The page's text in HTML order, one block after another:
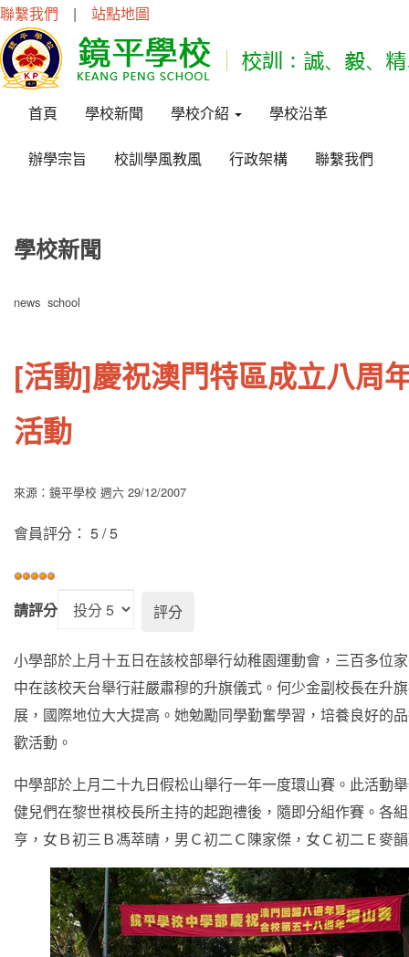
聯繫我們 | 站點地圖
首頁 學校新聞 學校介紹 學校沿革
辦學宗旨 校訓學風教風 行政架構 聯繫我們
學校新聞
news school
[活動]慶祝澳門特區成立八周
活動
來源：鏡平學校 週六 29/12/2007
會員評分： 5/5
請評分
小學部於上月十五日在該校部舉行幼稚園運動會，三百多位
中在該校天台舉行莊嚴肅穆的升旗儀式。何少金副校長在升
展，國際地位大大提高。她勉勵同學勤奮學習，培養良好的
歡活動。
中學部於上月二十九日假松山舉行一年一度環山賽。此活動
健兒們在黎世祺校長所主持的起跑禮後，隨即分組作賽。各
亨，女Ｂ初三Ｂ馮萃晴，男Ｃ初二Ｃ陳家傑，女Ｃ初二Ｅ麥